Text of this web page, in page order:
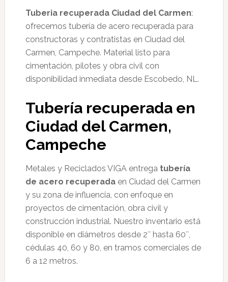
Tuberia recuperada Ciudad del Carmen:
ofrecemos tubería de acero recuperada para
constructoras y contratistas en Ciudad del
Carmen, Campeche. Material listo para
cimentación, pilotes y obra civil con
disponibilidad inmediata desde Escobedo, NL.
Tubería recuperada en
Ciudad del Carmen,
Campeche
Metales y Reciclados VIGA entrega tubería
de acero recuperadaen Ciudad del Carmen
y su zona de influencia, con enfoque en
proyectos de cimentación, obra civil y
construcción industrial. Nuestro inventario está
disponible en diámetros desde 2″ hasta 60″,
cédulas 40, 60 y 80, en tramos comerciales de
6 a 12 metros.